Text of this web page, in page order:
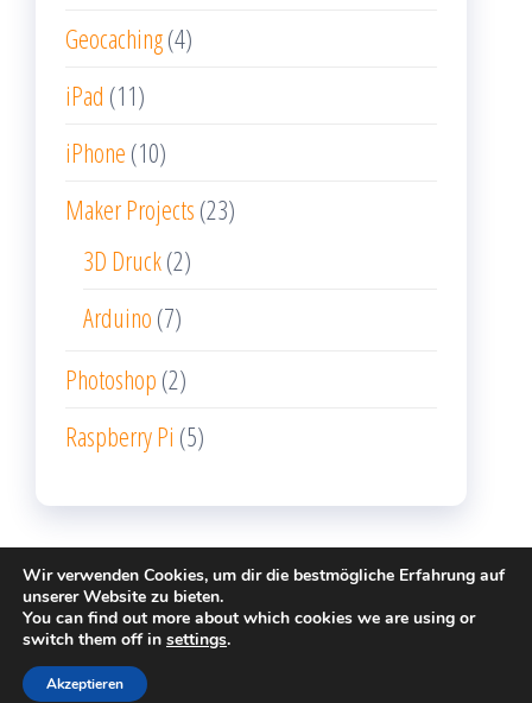
Geocaching(4)
iPad (11)
iPhone (10)
Maker Projects (23)
3D Druck(2)
Arduino (7)
Photoshop (2)
Raspberry Pi (5)
Stolz präsentiert vonWordPress|Theme:Popularis
Wir verwenden Cookies, um dir die bestmögliche Erfahrung auf
unserer Website zu bieten.
You can find out more about which cookies we are using or
switch them off in settings.
Akzeptieren